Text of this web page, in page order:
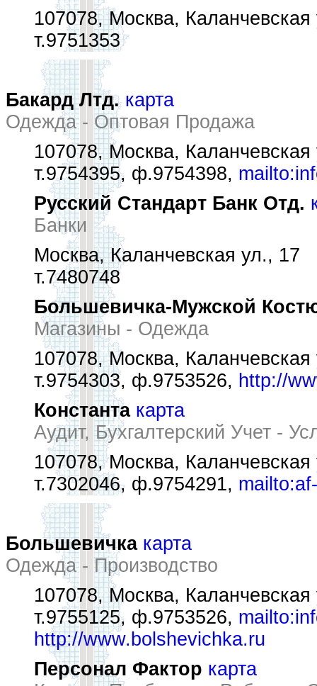
107078, Москва, Каланчевская
т.9751353
Бакард Лтд. карта
Одежда - Оптовая Продажа
107078, Москва, Каланчевская
т.9754395, ф.9754398,
Русский Стандарт Банк Отд.
Банки
Москва, Каланчевская ул., 17
т.7480748
Большевичка-Мужской
Магазины - Одежда
107078, Москва, Каланчевская
т.9754303, ф.9753526, http://
Константа карта
Аудит, Бухгалтерский Учет -
107078, Москва,
т.7302046, ф.9754291,
Большевичка карта
Одежда - Производство
107078, Москва, Каланчевская
т.9755125, ф.9753526,
http://www.bolshevichka.ru
Персонал Фактор карта